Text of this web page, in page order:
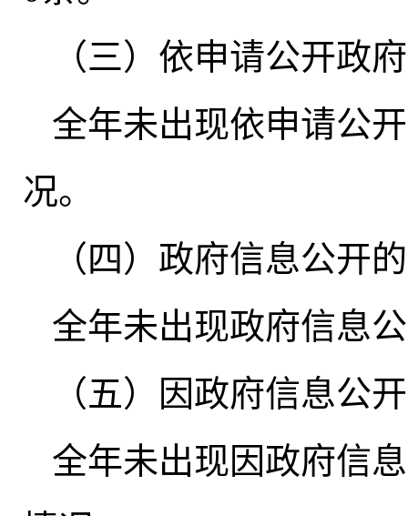
（三）依申请公开政
全年未出现依申请公
况。
（四）政府信息公开
全年未出现政府信息
（五）因政府信息公
全年未出现因政府信